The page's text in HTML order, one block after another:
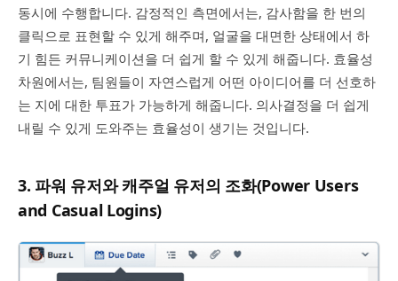
동시에 수행합니다. 감정적인 측면에서는, 감사함을 한 번의
클릭으로 표현할 수 있게 해주며, 얼굴을 대면한 상태에서 하
기 힘든 커뮤니케이션을 더 쉽게 할 수 있게 해줍니다. 효율성
차원에서는, 팀원들이 자연스럽게 어떤 아이디어를 더 선호하
는 지에 대한 투표가 가능하게 해줍니다. 의사결정을 더 쉽게
내릴 수 있게 도와주는 효율성이 생기는 것입니다.
3. 파워 유저와 캐주얼 유저의 조화(Power Users
and Casual Logins)